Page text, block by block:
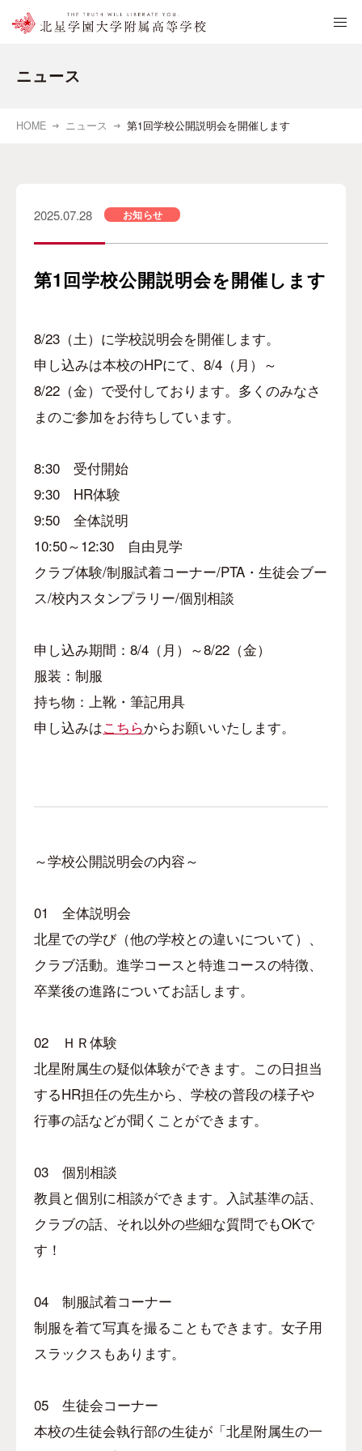
ニュース
HOME ニュース 第1回学校公開説明会を開催します
2025.07.28 お知らせ
第1回学校公開説明会を開催します
8/23 （土）に学校説明会を開催します。
申し込みは本校のHPにて、8/4 （月）～
8/22 （金）で受付しております。多くのみなさ
まのご参加をお待ちしています。
8:30 受付開始
9:30
HR体験
9:50 全体説明
10:50～12:30 自由見学
クラブ体験/制服試着コーナー/PTA ・生徒会ブー
ス/校内スタンプラリー/個別相談
申し込み期間：8/4 （月）～8/22 （金）
服装：制服
持ち物：上靴・筆記用具
申し込みはこちらからお願いいたします。
～学校公開説明会の内容～
01
全体説明会
北星での学び（他の学校との違いについて）、
クラブ活動。進学コースと特進コースの特徴、
卒業後の進路についてお話します。
02 ＨＲ体験
北星附属生の疑似体験ができます。この日担当
するHR担任の先生から、学校の普段の様子や
行事の話などが聞くことができます。
03 個別相談
教員と個別に相談ができます。入試基準の話、
クラブの話、それ以外の些細な質問でもOKで
す！
04 制服試着コーナー
制服を着て写真を撮ることもできます。女子用
スラックスもあります。
05 生徒会コーナー
本校の生徒会執行部の生徒が「北星附属生の一